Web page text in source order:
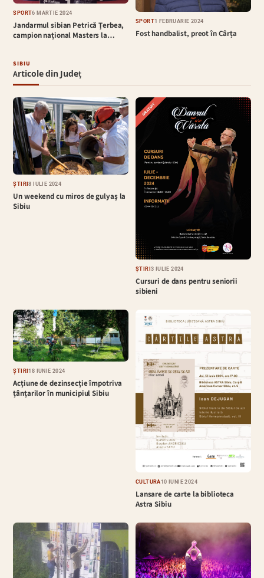
SPORT6 MARTIE 2024
Jandarmul sibian Petrică Țerbea,
campion național Masters la…
SPORT1 FEBRUARIE 2024
Fost handbalist, preot în Cârța
SIBIU
Articole din Județ
ȘTIRI8 IULIE 2024
Un weekend cu miros de gulyaș la
Sibiu
ȘTIRI3 IULIE 2024
Cursuri de dans pentru seniorii
sibieni
ȘTIRI18 IUNIE 2024
Acțiune de dezinsecție împotriva
țânțarilor în municipiul Sibiu
CULTURĂ10 IUNIE 2024
Lansare de carte la biblioteca
Astra Sibiu